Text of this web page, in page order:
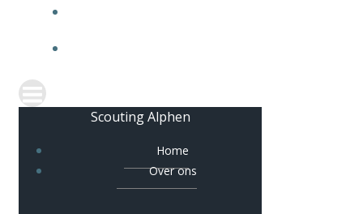
Scouting Alphen
Home
Over ons